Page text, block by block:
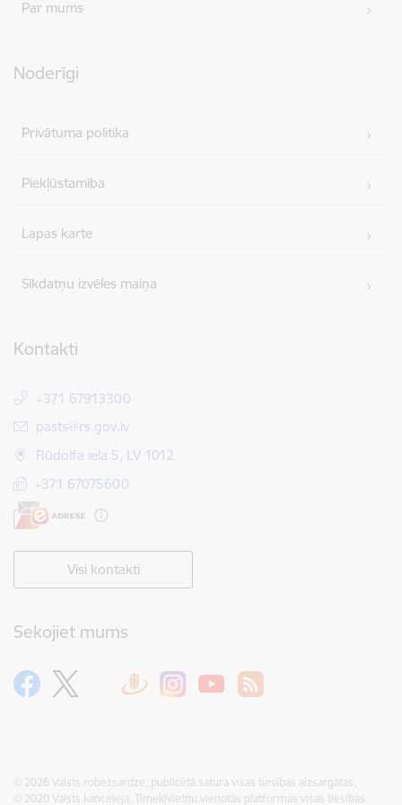
Par mums
Noderīgi
Privātuma politika
Piekļūstamība
Lapas karte
Sīkdatņu izvēles maiņa
Kontakti
+371 67913300
E-pasts:
pasts@rs.gov.lv
Rūdolfa iela 5, LV 1012
+371 67075600
Visi kontakti
Sekojiet mums
© 2026 Valsts robežsardze, publicētā satura visas tiesības aizsargātas.
© 2020 Valsts kanceleja, Tīmekļvietņu vienotās platformas visas tiesības